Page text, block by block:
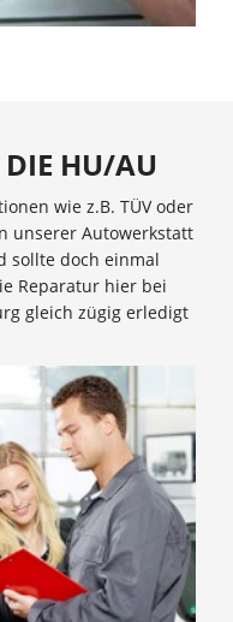
DIE HU/AU
wie z.B. TÜV oder
unserer Autowerkstatt
sollte doch einmal
Reparatur hier bei
gleich zügig erledigt